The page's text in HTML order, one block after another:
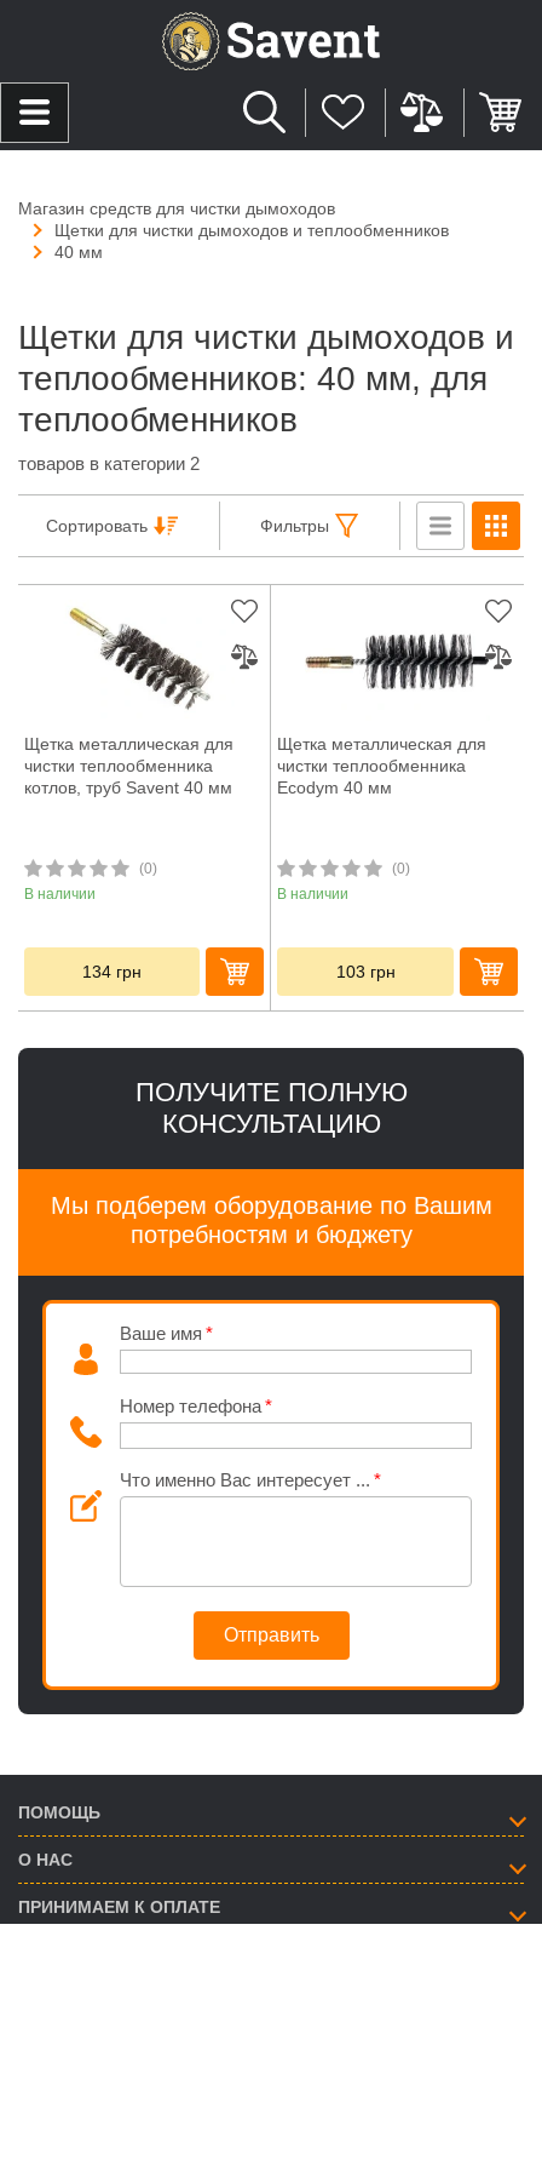
Магазин средств для чистки дымоходов
Щетки для чистки дымоходов и теплообменников
40 мм
Щетки для чистки дымоходов и
теплообменников: 40 мм, для
теплообменников
товаров в категории 2
Сортировать Фильтры
Щетка металлическая для
чистки теплообменника
котлов, труб Savent 40 мм
(0)
В наличии
134 грн
Щетка металлическая для
чистки теплообменника
Ecodym 40 мм
(0)
В наличии
103 грн
ПОЛУЧИТЕ ПОЛНУЮ
КОНСУЛЬТАЦИЮ
Мы подберем оборудование по Вашим
потребностям и бюджету
Ваше имя
Номер телефона
Что именно Вас интересует ...
Отправить
ПОМОЩЬ
О НАС
ПРИНИМАЕМ К ОПЛАТЕ